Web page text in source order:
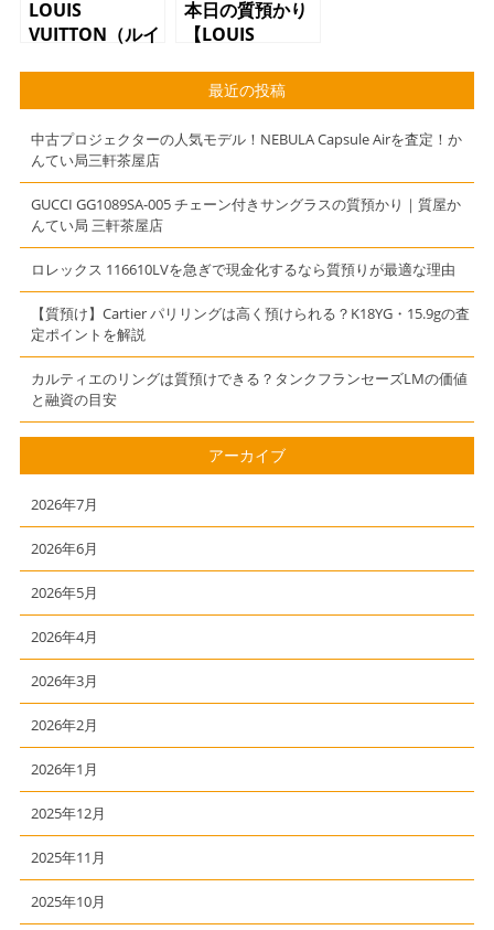
LOUIS
VUITTON（ルイ
M62631 モノ
グラム
本日の質預かり
【LOUIS
ヴィトン）ナヴ
ィグリオ
N51189 ダミ
ョルダーバッ
グ】
最近の投稿
中古プロジェクターの人気モデル！NEBULA Capsule Airを査定！か
んてい局三軒茶屋店
GUCCI GG1089SA-005 チェーン付きサングラスの質預かり｜質屋か
んてい局 三軒茶屋店
ロレックス 116610LVを急ぎで現金化するなら質預りが最適な理由
【質預け】Cartier パリリングは高く預けられる？K18YG・15.9gの査
定ポイントを解説
カルティエのリングは質預けできる？タンクフランセーズLMの価値
と融資の目安
アーカイブ
2026年7月
2026年6月
2026年5月
2026年4月
2026年3月
2026年2月
2026年1月
2025年12月
2025年11月
2025年10月